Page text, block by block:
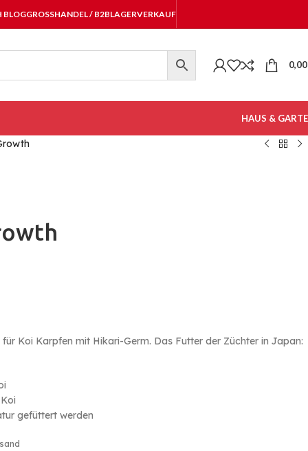
BLOGGROSSHANDEL / B2B LAGERVERKAUF
HAUS &
Koi Karpfen mit Hikari-Germ. Das Futter der Züchter in Japan:
gefüttert werden